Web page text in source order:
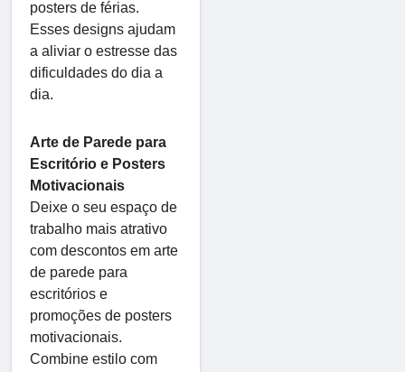
posters de férias.
Esses designs ajudam
a aliviar o estresse das
dificuldades do dia a
dia.
Arte de Parede para
Escritório e Posters
Motivacionais
Deixe o seu espaço de
trabalho mais atrativo
com descontos em arte
de parede para
escritórios e
promoções de posters
motivacionais.
Combine estilo com